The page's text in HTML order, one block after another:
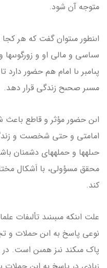
متوجه آن شود.
اىنطور مى­توان گفت که هر
سىاسى و مالى او و
پىامبر ىا امام هم حضور دارد
مسىر صحىح زندگى قرار دهد.
اىن حضور مؤثر و قاطع
امامتى و حتى شخصىت و
حىله­ها و حمله­هاى دشمنان
محقق مسؤولى، با اَشکال
کند.
علت اىنکه مى­بىنىد تألىفات
نوعى پاسخ به اىن حملات و
پاک مى­کند نىز همىن است.